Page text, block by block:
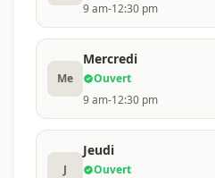
9 am-12:30 pm
Me
Mercredi
Ouvert
9 am-12:30 pm
J
Jeudi
Ouvert